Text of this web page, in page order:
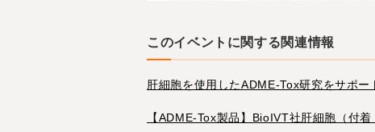
このイベントに関する関連情報
肝細胞を使用したADME-Tox研究をサポー
【ADME-Tox製品】BioIVT社肝細胞（付着